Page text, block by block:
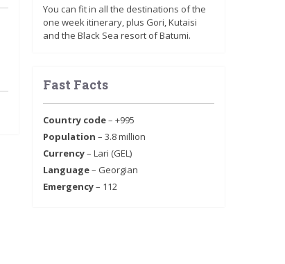
You can fit in all the destinations of the
one week itinerary, plus Gori, Kutaisi
and the Black Sea resort of Batumi.
Fast Facts
Country code– +995
Population – 3.8 million
Currency– Lari (GEL)
Language– Georgian
Emergency– 112